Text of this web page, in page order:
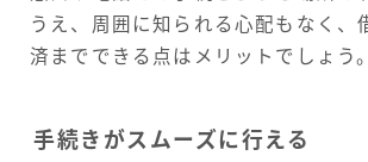
うえ、周囲に知られる心配もなく、
済までできる点はメリットでしょう。
手続きがスムーズに行える